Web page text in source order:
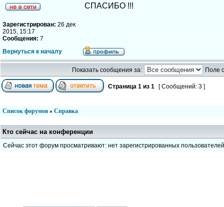
Зарегистрирован: 26 дек
2015, 15:17
Сообщения: 7
СПАСИБО !!!
Вернуться к началу
Показать сообщения за: Поле
Страница 1 из 1 [ Сообщений: 3 ]
Список форумов » Справка
Кто сейчас на конференции
Сейчас этот форум просматривают: нет зарегистрированных пользователей